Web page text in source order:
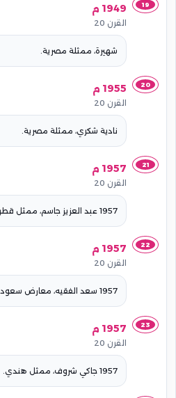
19 1949 م
القرن 20
شهيرة، ممثلة مصرية.
20 1955 م
القرن 20
نادية شكري، ممثلة مصرية.
21 1957 م
القرن 20
1957 عبد العزيز جاسم، ممثل قطري.
22 1957 م
القرن 20
1957 سعد الفقيه، معارض سعودي.
23 1957 م
القرن 20
1957 جاكي شروف، ممثل هندي.